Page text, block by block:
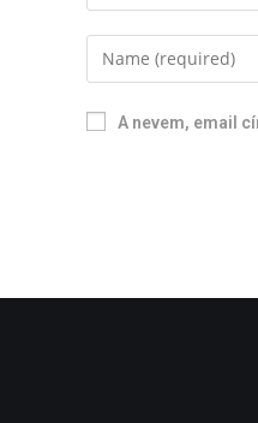
A nevem, email